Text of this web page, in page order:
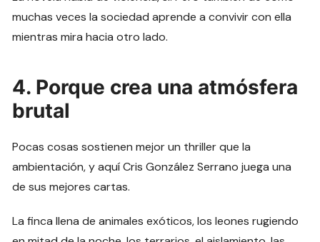
muchas veces la sociedad aprende a convivir con ella
mientras mira hacia otro lado.
4. Porque crea una atmósfera
brutal
Pocas cosas sostienen mejor un thriller que la
ambientación, y aquí Cris González Serrano juega una
de sus mejores cartas.
La finca llena de animales exóticos, los leones rugiendo